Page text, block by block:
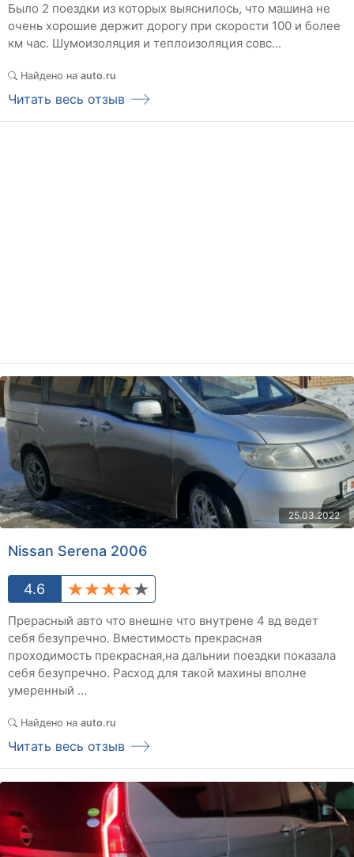
Было 2 поездки из которых выяснилось, что машина не
очень хорошие держит дорогу при скорости 100 и более
км час. Шумоизоляция и теплоизоляция совс...
Найдено на auto.ru
Читать весь отзыв
25.03.2022
Nissan Serena 2006
4.6
Прерасный авто что внешне что внутрене 4 вд ведет
себя безупречно. Вместимость прекрасная
проходимость прекрасная,на дальнии поездки показала
себя безупречно. Расход для такой махины вполне
умеренный ...
Найдено на auto.ru
Читать весь отзыв